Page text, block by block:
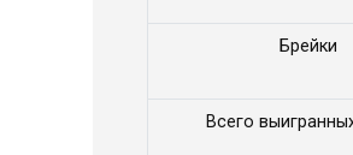
Брейки
Всего